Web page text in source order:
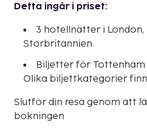
Detta ingår i priset:
3 hotellnätter i London,
Storbritannien
Biljetter för Tottenham
Olika biljettkategorier
Slutför din resa genom att
bokningen